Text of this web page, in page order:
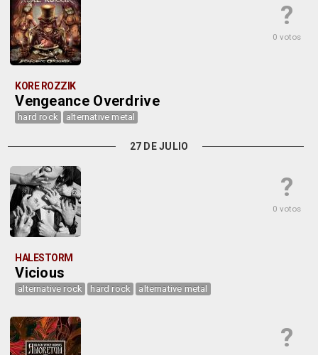
?
0 votos
KORE ROZZIK
Vengeance Overdrive
hard rock alternative metal
27 DE JULIO
?
0 votos
HALESTORM
Vicious
alternative rock hard rock alternative metal
?